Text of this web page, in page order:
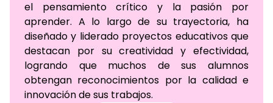
el pensamiento crítico y la pasión por
aprender. A lo largo de su trayectoria, ha
diseñado y liderado proyectos educativos que
destacan por su creatividad y efectividad,
logrando que muchos de sus alumnos
obtengan reconocimientos por la calidad e
innovación de sus trabajos.